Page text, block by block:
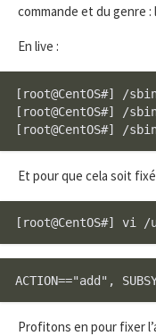
commande et du genre
En live :
[root@CentOS#] /
[root@CentOS#] /
Et pour que cela soit
Profitons en pour fixer